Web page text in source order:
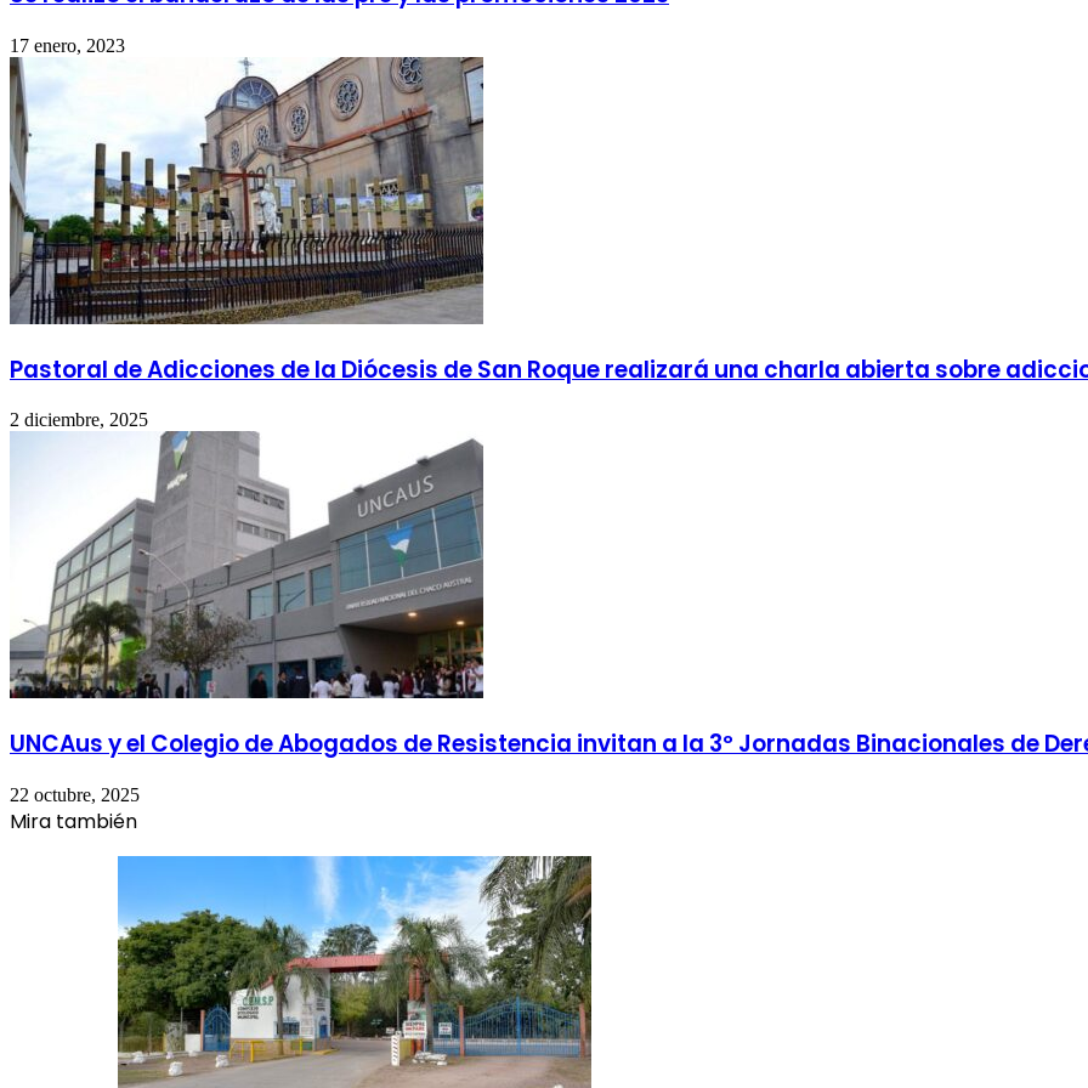
17 enero, 2023
Pastoral de Adicciones de la Diócesis de San Roque realizará una charla abierta sobre
2 diciembre, 2025
UNCAus y el Colegio de Abogados de Resistencia invitan a la 3º Jornadas Binacionales de
22 octubre, 2025
Mira también